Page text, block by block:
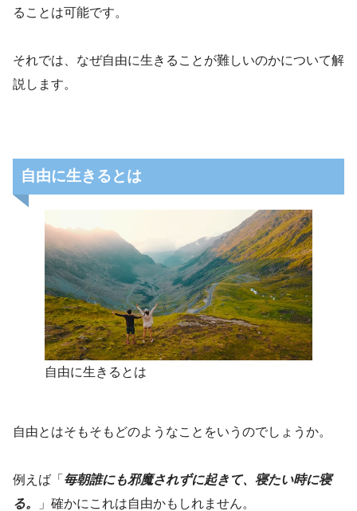
ることは可能です。
それでは、なぜ自由に生きることが難しいのかについて解
説します。
自由に生きるとは
自由に生きるとは
自由とはそもそもどのようなことをいうのでしょうか。
例えば「 毎朝誰にも邪魔されずに起きて、寝たい時に寝
る。
」確かにこれは自由かもしれません。